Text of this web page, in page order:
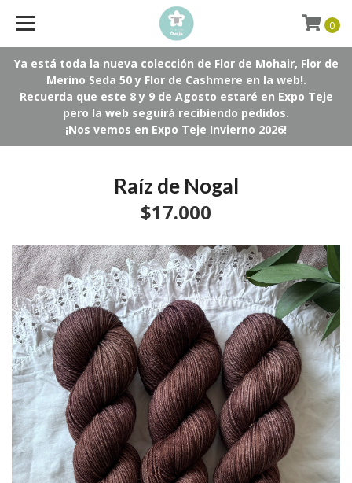
Ya está toda la nueva colección de Flor de Mohair, Flor de
Merino Seda 50 y Flor de Cashmere en la web!.
Recuerda que este 8 y 9 de Agosto estaré en Expo Teje
pero la web seguirá recibiendo pedidos.
¡Nos vemos en Expo Teje Invierno 2026!
0
Raíz de Nogal
$17.000